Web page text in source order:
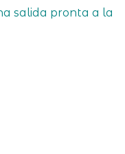
salida pronta a la